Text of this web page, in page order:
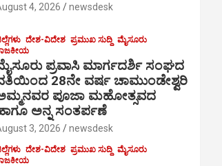
4, 2026 newsdesk
ದೇಶ-ವಿದೇಶ ಪ್ರಮುಖ ಸುದ್ದಿ ಮೈಸೂರು
ಪ್ರವಾಸಿ ಮಾರ್ಗದರ್ಶಿ ಸಂಘದ
28ನೇ ವರ್ಷ ಚಾಮುಂಡೇಶ್ವರಿ
ಪೂಜಾ ಮಹೋತ್ಸವದ
ಅನ್ನ ಸಂತರ್ಪಣೆ
3, 2026 newsdesk
ದೇಶ-ವಿದೇಶ ಪ್ರಮುಖ ಸುದ್ದಿ ಮೈಸೂರು